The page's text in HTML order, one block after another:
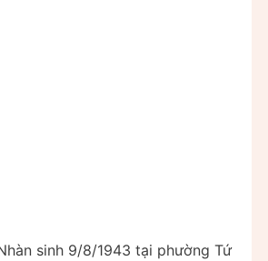
sinh 9/8/1943 tại phường Tứ